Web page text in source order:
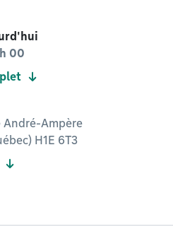
00
André-Ampère
H1E 6T3